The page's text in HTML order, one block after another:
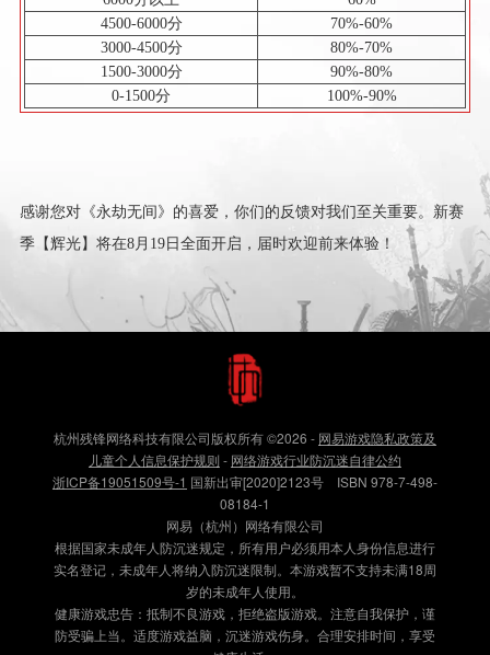
4500-6000分
70%-60%
3000-4500分
80%-70%
1500-3000分
90%-80%
0-1500分
100%-90%
感谢您对《永劫无间》的喜爱，你们的反馈对我们至关重要。新赛
季【辉光】将在8月19日全面开启，届时欢迎前来体验！
杭州残锋网络科技有限公司版权所有©2026 - 网易游戏隐私政策及
儿童个人信息保护规则- 网络游戏行业防沉迷自律公约
浙ICP备19051509号-1 国新出审[2020]2123号 ISBN 978-7-498-
08184-1
网易（杭州）网络有限公司
根据国家未成年人防沉迷规定，所有用户必须用本人身份信息进行
实名登记，未成年人将纳入防沉迷限制。本游戏暂不支持未满18周
岁的未成年人使用。
健康游戏忠告：抵制不良游戏，拒绝盗版游戏。注意自我保护，谨
防受骗上当。适度游戏益脑，沉迷游戏伤身。合理安排时间，享受